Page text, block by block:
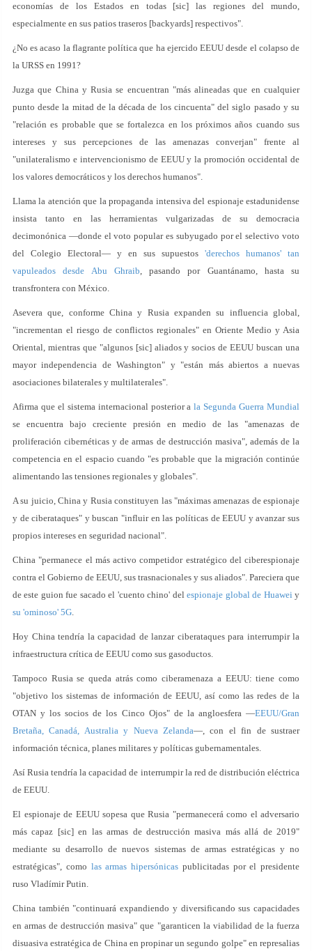
economías de los Estados en todas [sic] las regiones del mundo,
especialmente en sus patios traseros [backyards] respectivos".
¿No es acaso la flagrante política que ha ejercido EEUU desde el colapso de
la URSS en 1991?
Juzga que China y Rusia se encuentran "más alineadas que en cualquier
punto desde la mitad de la década de los cincuenta" del siglo pasado y su
"relación es probable que se fortalezca en los próximos años cuando sus
intereses y sus percepciones de las amenazas converjan" frente al
"unilateralismo e intervencionismo de EEUU y la promoción occidental de
los valores democráticos y los derechos humanos".
Llama la atención que la propaganda intensiva del espionaje estadunidense
insista tanto en las herramientas vulgarizadas de su democracia
decimonónica —donde el voto popular es subyugado por el selectivo voto
del Colegio Electoral— y en sus supuestos 'derechos humanos' tan
vapuleados desde Abu Ghraib, pasando por Guantánamo, hasta su
transfrontera con México.
Asevera que, conforme China y Rusia expanden su influencia global,
"incrementan el riesgo de conflictos regionales" en Oriente Medio y Asia
Oriental, mientras que "algunos [sic] aliados y socios de EEUU buscan una
mayor independencia de Washington" y "están más abiertos a nuevas
asociaciones bilaterales y multilaterales".
Afirma que el sistema internacional posterior ala Segunda Guerra Mundial
se encuentra bajo creciente presión en medio de las "amenazas de
proliferación cibernéticas y de armas de destrucción masiva", además de la
competencia en el espacio cuando "es probable que la migración continúe
alimentando las tensiones regionales y globales".
A su juicio, China y Rusia constituyen las "máximas amenazas de espionaje
y de ciberataques" y buscan "influir en las políticas de EEUU y avanzar sus
propios intereses en seguridad nacional".
China "permanece el más activo competidor estratégico del ciberespionaje
contra el Gobierno de EEUU, sus trasnacionales y sus aliados". Pareciera que
de este guion fue sacado el 'cuento chino' delespionaje global de Huaweiy
su 'ominoso' 5G.
Hoy China tendría la capacidad de lanzar ciberataques para interrumpir la
infraestructura crítica de EEUU como sus gasoductos.
Tampoco Rusia se queda atrás como ciberamenaza a EEUU: tiene como
"objetivo los sistemas de información de EEUU, así como las redes de la
OTAN y los socios de los Cinco Ojos" de la angloesfera —EEUU/Gran
Bretaña, Canadá, Australia y Nueva Zelanda—, con el fin de sustraer
información técnica, planes militares y políticas gubernamentales.
Así Rusia tendría la capacidad de interrumpir la red de distribución eléctrica
de EEUU.
El espionaje de EEUU sopesa que Rusia "permanecerá como el adversario
más capaz [sic] en las armas de destrucción masiva más allá de 2019"
mediante su desarrollo de nuevos sistemas de armas estratégicas y no
estratégicas", como las armas hipersónicas publicitadas por el presidente
ruso Vladímir Putin.
China también "continuará expandiendo y diversificando sus capacidades
en armas de destrucción masiva" que "garanticen la viabilidad de la fuerza
disuasiva estratégica de China en propinar un segundo golpe" en represalias